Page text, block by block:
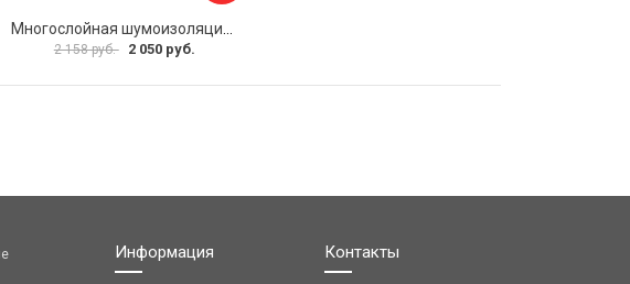
2 158 руб. 2 050 руб.
Информация Контакты